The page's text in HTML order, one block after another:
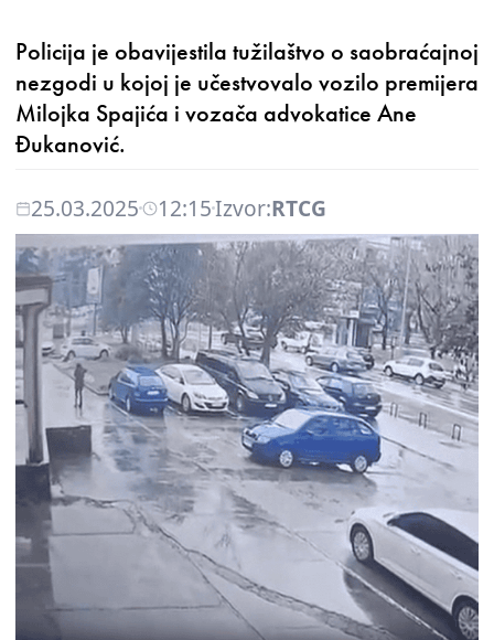
Policija je obavijestila tužilaštvo o saobraćajnoj
nezgodi u kojoj je učestvovalo vozilo premijera
Milojka Spajića i vozača advokatice Ane
Đukanović.
25.03.2025 12:15Izvor:RTCG